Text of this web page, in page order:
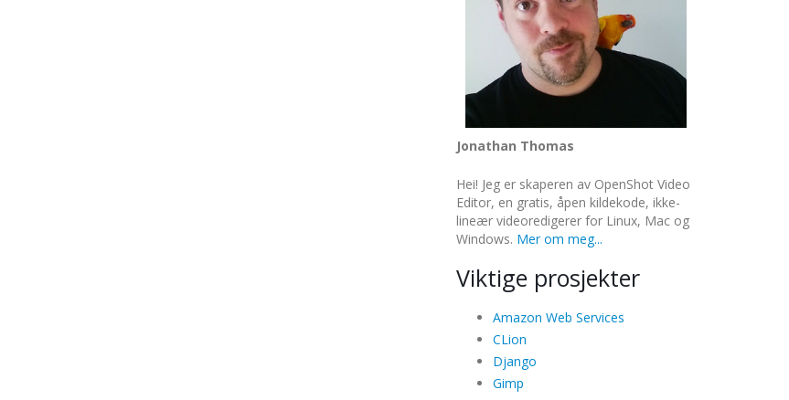
Jonathan Thomas
Hei! Jeg er skaperen av OpenShot Video
Editor, en gratis, åpen kildekode, ikke-
lineær videoredigerer for Linux, Mac og
Windows. Mer om meg...
Viktige prosjekter
Amazon Web Services
CLion
Django
Gimp